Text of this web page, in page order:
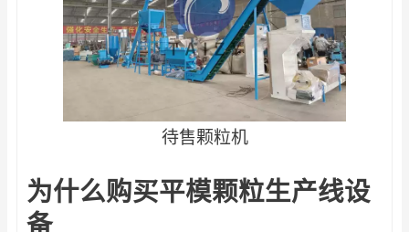
待售颗粒机
为什么购买平模颗粒生产线设
备